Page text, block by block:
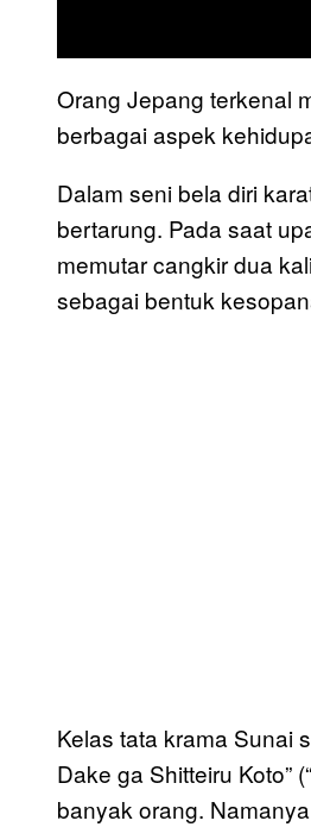
Orang Jepang terkenal
berbagai aspek
Dalam seni bela diri
bertarung. Pada saat
memutar cangkir dua
sebagai bentuk
Kelas tata krama Sunai
Dake ga Shitteiru Koto”
banyak orang.